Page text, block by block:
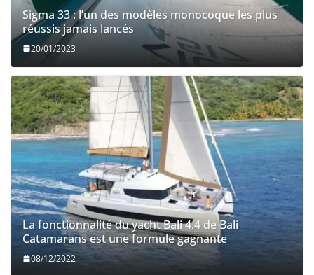
Sigma 33 : l’un des modèles monocoque les plus
réussis jamais lancés
20/01/2023
La fonctionnalité du yacht Bali 4.4 de Bali
Catamarans est une formule gagnante
08/12/2022